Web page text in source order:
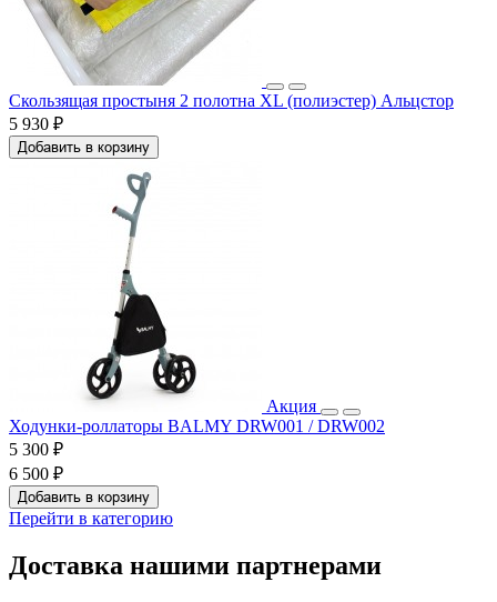
Скользящая простыня 2 полотна XL (полиэстер) Альцстор
5 930 ₽
Добавить в корзину
Акция
Ходунки-роллаторы BALMY DRW001 / DRW002
5 300 ₽
6 500 ₽
Добавить в корзину
Перейти в категорию
Доставка нашими партнерами